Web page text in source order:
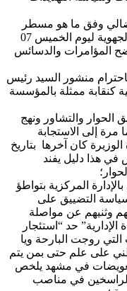
وفق ما هو مسطر
في بلاغ 4 يونيو2018 وأن الوقفات الجهوية ليوم الخميس 07
لفضح المؤامرات والدسائس
منشور السيد رئيس
كنقابة ممثلة بالمؤسسة
الحوار والتشاور ونهج
مرة إلى الاستجابة
كان آخرها بتاريخ
أليس في هذا دليل يفند
المركزية بتواطؤ
التضييق على
وثنيهم عن مواصلة
حد “استئجار
روجت البارحة ويا
على علم حتى بمن يتم
في مشهد يلخص
والراسخين في مناصب